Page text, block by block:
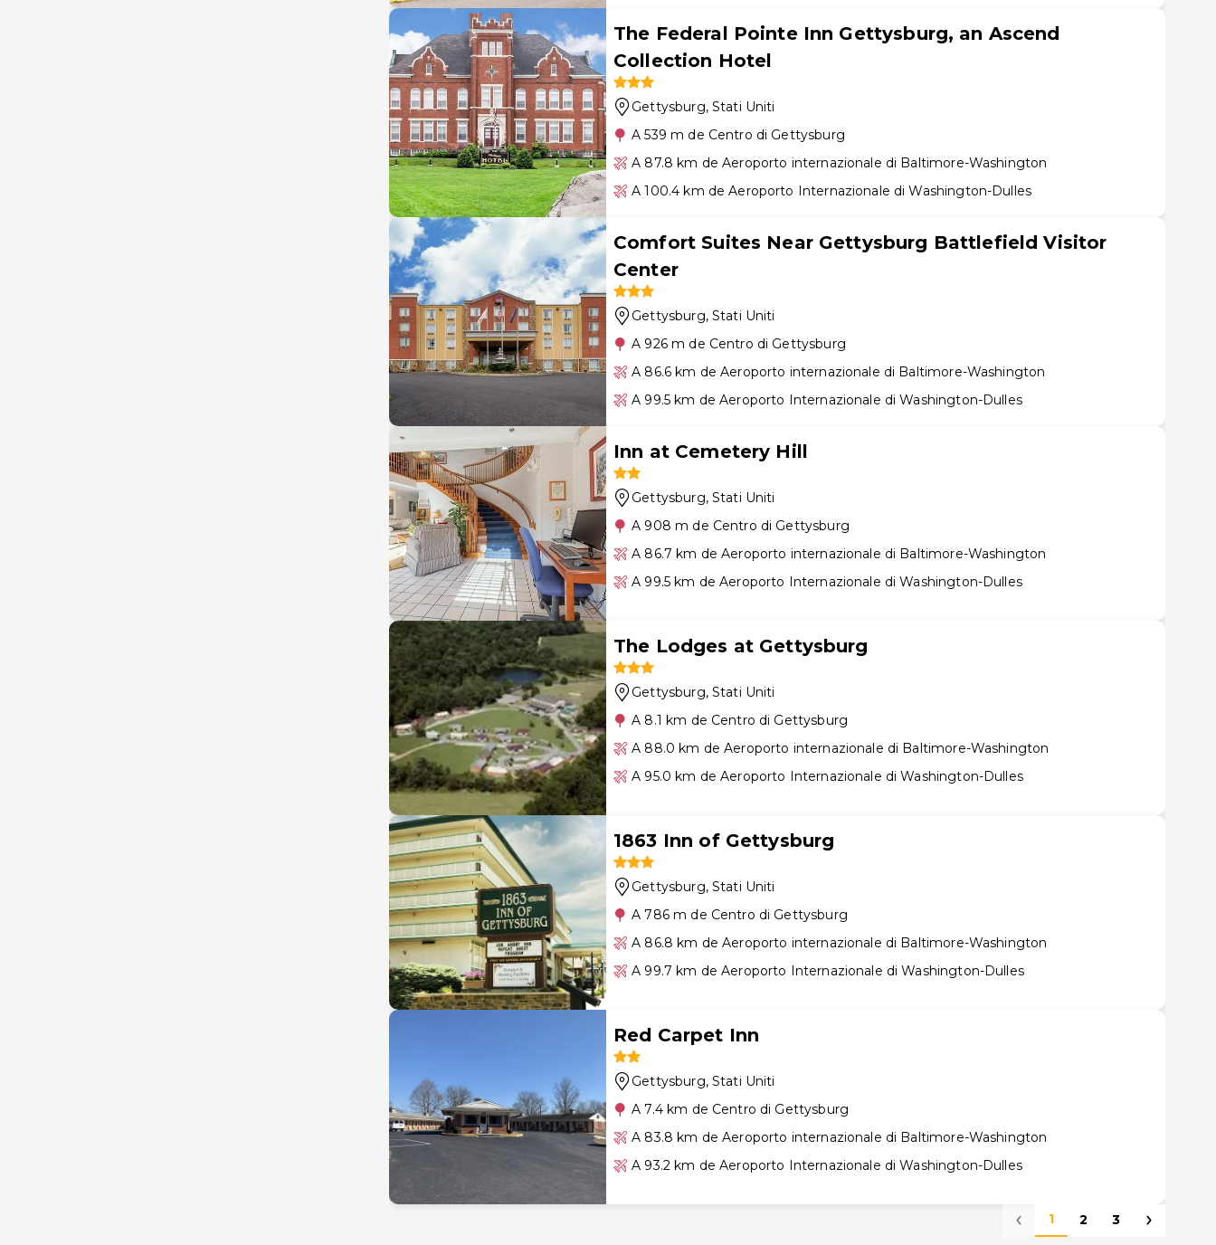
The Federal Pointe Inn Gettysburg, an Ascend
Collection Hotel
Gettysburg, Stati Uniti
A 539 m de Centro di Gettysburg
A 87.8 km de Aeroporto internazionale di Baltimore-Washington
A 100.4 km de Aeroporto Internazionale di Washington-Dulles
Comfort Suites Near Gettysburg Battlefield Visitor
Center
Gettysburg, Stati Uniti
A 926 m de Centro di Gettysburg
A 86.6 km de Aeroporto internazionale di Baltimore-Washington
A 99.5 km de Aeroporto Internazionale di Washington-Dulles
Inn at Cemetery Hill
Gettysburg, Stati Uniti
A 908 m de Centro di Gettysburg
A 86.7 km de Aeroporto internazionale di Baltimore-Washington
A 99.5 km de Aeroporto Internazionale di Washington-Dulles
The Lodges at Gettysburg
Gettysburg, Stati Uniti
A 8.1 km de Centro di Gettysburg
A 88.0 km de Aeroporto internazionale di Baltimore-Washington
A 95.0 km de Aeroporto Internazionale di Washington-Dulles
1863 Inn of Gettysburg
Gettysburg, Stati Uniti
A 786 m de Centro di Gettysburg
A 86.8 km de Aeroporto internazionale di Baltimore-Washington
A 99.7 km de Aeroporto Internazionale di Washington-Dulles
Red Carpet Inn
Gettysburg, Stati Uniti
A 7.4 km de Centro di Gettysburg
A 83.8 km de Aeroporto internazionale di Baltimore-Washington
A 93.2 km de Aeroporto Internazionale di Washington-Dulles
1 2 3